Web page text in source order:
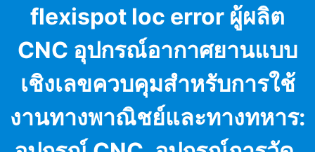
content
flexispot loc error ผู้ผลิต
CNC อุปกรณ์อากาศยานแบบ
เชิงเลขควบคุมสำหรับการใช้
งานทางพาณิชย์และทางทหาร: